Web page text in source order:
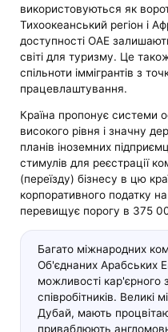
використовуються як
Тихоокеанський регіон і
доступності ОАЕ
світі для туризму. Це
спільноти іммігрантів з
працевлаштування.
Країна пропонує системи
високого рівня і значну
планів іноземних
стимулів для реєстрації
(переїзду) бізнесу в цю
корпоративного податку
перевищує порогу в 375
Багато міжнародних
Об'єднаних Арабських
можливості кар'єрного
співробітників. Великі
Дубай, мають
приваблюють